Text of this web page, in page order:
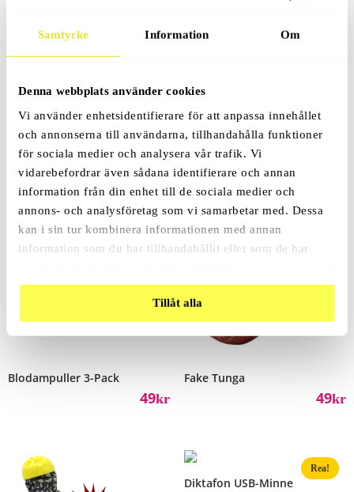
Samtycke Information Om
Denna webbplats använder cookies
Vi använder enhetsidentifierare för att anpassa innehållet
och annonserna till användarna, tillhandahålla funktioner
för sociala medier och analysera vår trafik. Vi
vidarebefordrar även sådana identifierare och annan
information från din enhet till de sociala medier och
annons- och analysföretag som vi samarbetar med. Dessa
kan i sin tur kombinera informationen med annan
information som du har tillhandahållit eller som de har
Tillåt alla
Recensioner (0)
Relaterade Produkter
Blodampuller 3-Pack
49Kr
Fake Tunga
49Kr
Rea!
Diktafon USB-Minne